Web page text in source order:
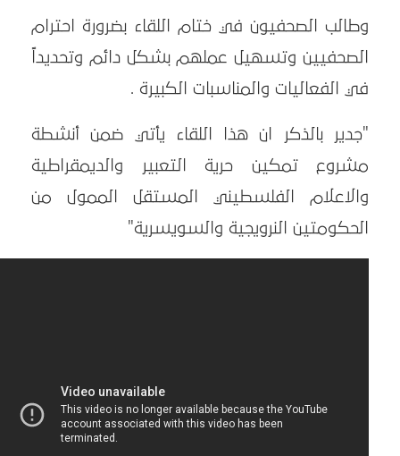
وطالب الصحفيون في ختام اللقاء بضرورة احترام
الصحفيين وتسهيل عملهم بشكل دائم وتحديداً
في الفعاليات والمناسبات الكبيرة .
"جدير بالذكر ان هذا اللقاء يأتي ضمن أنشطة
مشروع تمكين حرية التعبير والديمقراطية
والاعلام الفلسطيني المستقل الممول من
الحكومتين النرويجية والسويسرية"